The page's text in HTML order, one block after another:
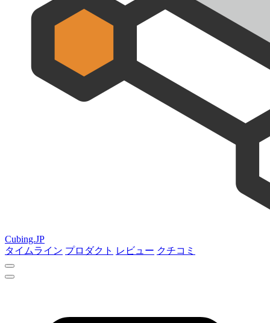
Cubing.JP
タイムライン プロダクト レビュー クチコミ